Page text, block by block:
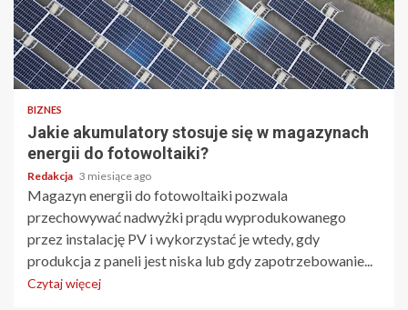
BIZNES
Jakie akumulatory stosuje się w magazynach
energii do fotowoltaiki?
Redakcja 3 miesiące ago
Magazyn energii do fotowoltaiki pozwala
przechowywać nadwyżki prądu wyprodukowanego
przez instalację PV i wykorzystać je wtedy, gdy
produkcja z paneli jest niska lub gdy zapotrzebowanie...
Czytaj więcej